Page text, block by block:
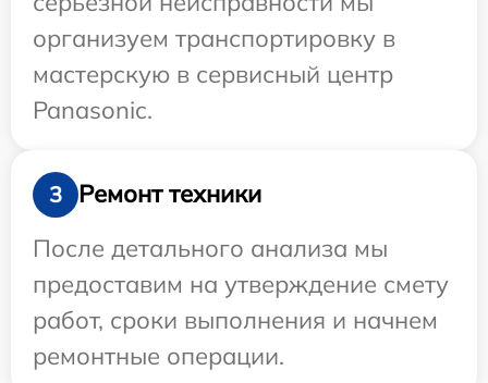
организуем транспортировку в
мастерскую в сервисный центр
Panasonic.
3
Ремонт техники
После детального анализа мы
предоставим на утверждение смету
работ, сроки выполнения и начнем
ремонтные операции.